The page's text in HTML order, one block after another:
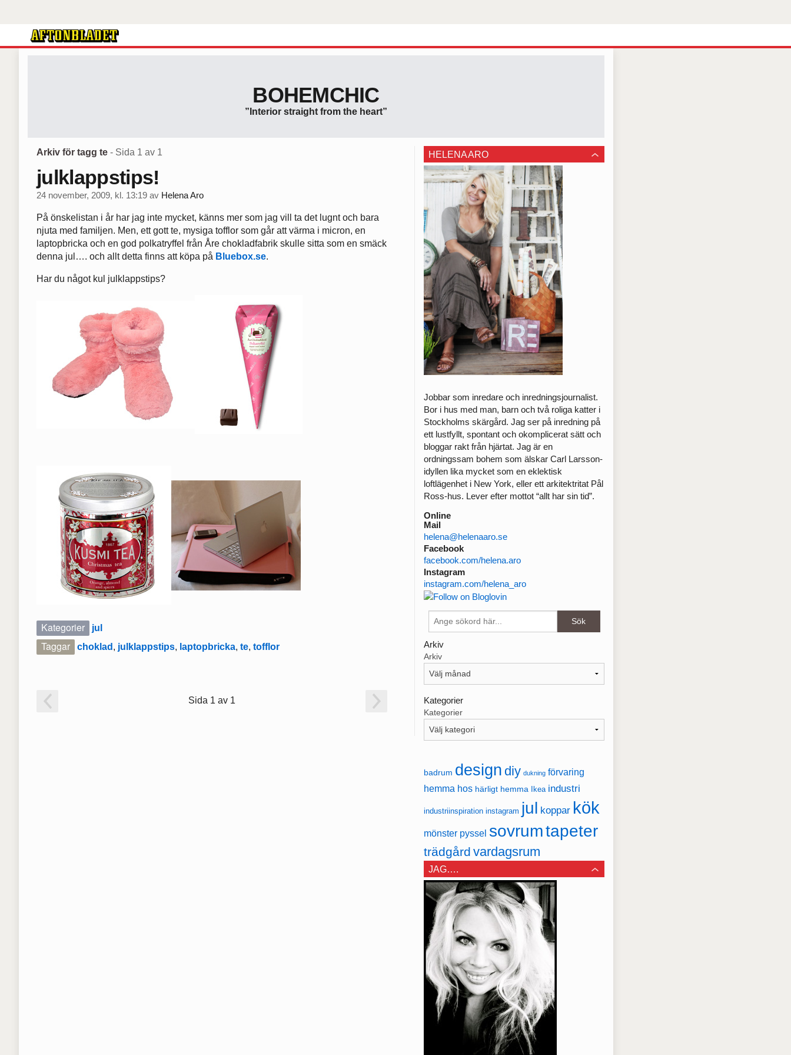
BOHEMCHIC
”Interior straight from the heart”
Arkiv för tagg te - Sida 1 av 1
julklappstips!
24 november, 2009, kl. 13:19 av Helena Aro
På önskelistan i år har jag inte mycket, känns mer som jag vill ta det lugnt och bara
njuta med familjen. Men, ett gott te, mysiga tofflor som går att värma i micron, en
laptopbricka och en god polkatryffel från Åre chokladfabrik skulle sitta som en smäck
denna jul…. och allt detta finns att köpa på Bluebox.se.
Har du något kul julklappstips?
Kategorier jul
Taggar choklad , julklappstips, laptopbricka, te, tofflor
Sida 1 av 1
HELENA ARO
Jobbar som inredare och ­inredningsjournalist.
Bor i hus med man, barn och två roliga katter i
­Stockholms skärgård. Jag ser på ­inredning på
ett lustfyllt, spontant och okomplicerat sätt och
bloggar rakt från hjärtat. Jag är en
ordningssam bohem som älskar Carl Larsson-
idyllen lika mycket som en eklektisk
loftlägenhet i New York, eller ett arkitektritat Pål
Ross-hus. Lever efter mottot “allt har sin tid”.
Online
Mail
helena@helenaaro.se
Facebook
facebook.com/helena.aro
Instagram
instagram.com/helena_aro
Arkiv
Arkiv
Kategorier
Kategorier
badrum design diy dukning förvaring
hemma hos härligt hemma Ikea industri
industriinspiration instagram jul koppar kök
mönster pyssel sovrumtapeter
trädgård vardagsrum
JAG….